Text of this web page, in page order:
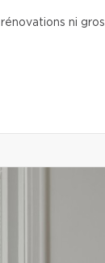
ni gros